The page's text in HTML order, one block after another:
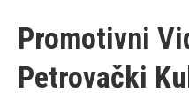
Promotivni
Petrovački